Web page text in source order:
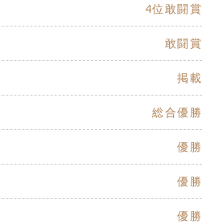
4位敢闘賞
敢闘賞
掲載
総合優勝
優勝
優勝
優勝